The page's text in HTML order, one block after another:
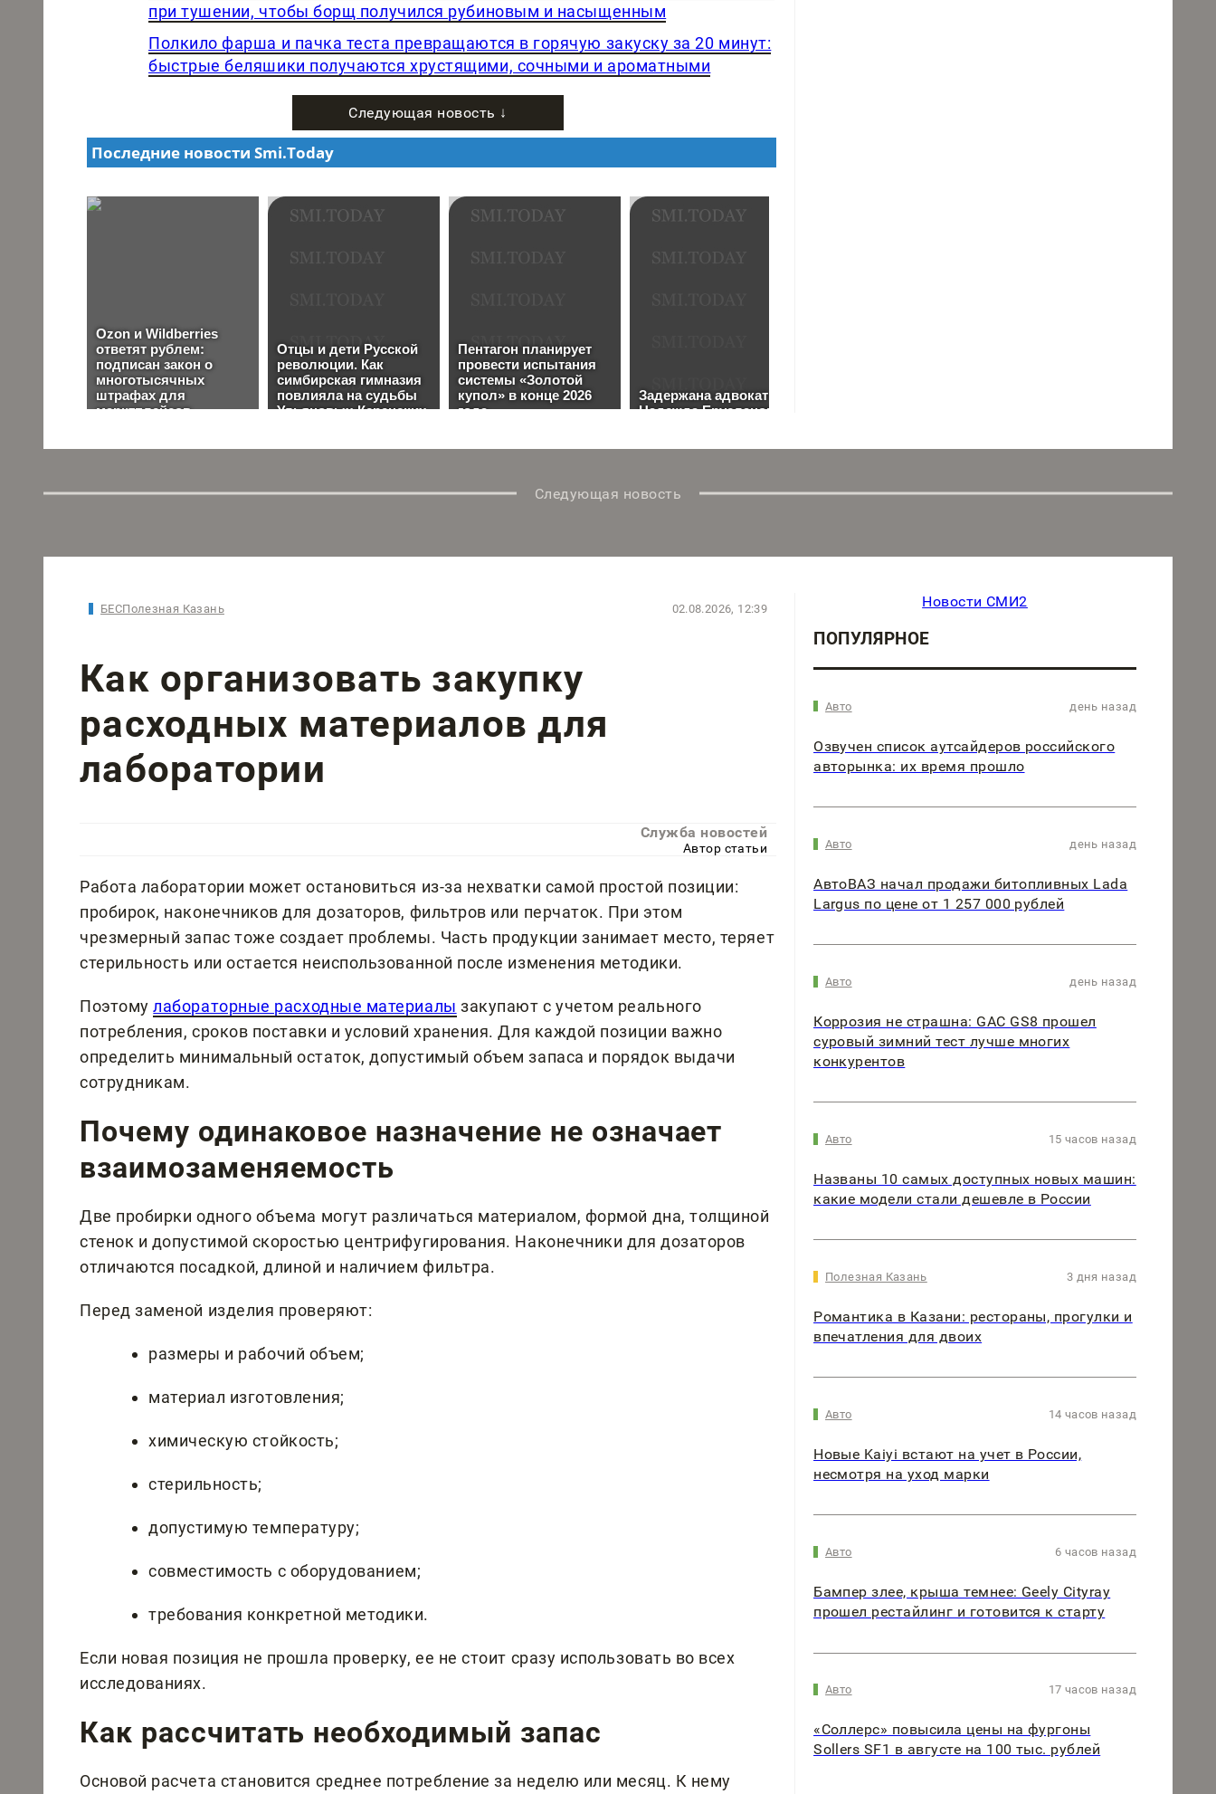
при тушении, чтобы борщ получился рубиновым и насыщенным
Полкило фарша и пачка теста превращаются в горячую закуску за 20 минут:
быстрые беляшики получаются хрустящими, сочными и ароматными
Следующая новость ↓
Следующая новость
БЕСПолезная Казань 02.08.2026, 12:39
Как организовать закупку
расходных материалов для
лаборатории
Служба новостей
Автор статьи
Работа лаборатории может остановиться из-за нехватки самой простой позиции:
пробирок, наконечников для дозаторов, фильтров или перчаток. При этом
чрезмерный запас тоже создает проблемы. Часть продукции занимает место, теряет
стерильность или остается неиспользованной после изменения методики.
Поэтомулабораторные расходные материалы закупают с учетом реального
потребления, сроков поставки и условий хранения. Для каждой позиции важно
определить минимальный остаток, допустимый объем запаса и порядок выдачи
сотрудникам.
Почему одинаковое назначение не означает
взаимозаменяемость
Две пробирки одного объема могут различаться материалом, формой дна, толщиной
стенок и допустимой скоростью центрифугирования. Наконечники для дозаторов
отличаются посадкой, длиной и наличием фильтра.
Перед заменой изделия проверяют:
размеры и рабочий объем;
материал изготовления;
химическую стойкость;
стерильность;
допустимую температуру;
совместимость с оборудованием;
требования конкретной методики.
Если новая позиция не прошла проверку, ее не стоит сразу использовать во всех
исследованиях.
Как рассчитать необходимый запас
Основой расчета становится среднее потребление за неделю или месяц. К нему
Новости СМИ2
ПОПУЛЯРНОЕ
Авто день назад
Озвучен список аутсайдеров российского
авторынка: их время прошло
Авто день назад
АвтоВАЗ начал продажи битопливных Lada
Largus по цене от 1 257 000 рублей
Авто день назад
Коррозия не страшна: GAC GS8 прошел
суровый зимний тест лучше многих
конкурентов
Авто 15 часов назад
Названы 10 самых доступных новых машин:
какие модели стали дешевле в России
Полезная Казань 3 дня назад
Романтика в Казани: рестораны, прогулки и
впечатления для двоих
Авто 14 часов назад
Новые Kaiyi встают на учет в России,
несмотря на уход марки
Авто 6 часов назад
Бампер злее, крыша темнее: Geely Cityray
прошел рестайлинг и готовится к старту
Авто 17 часов назад
«Соллерс» повысила цены на фургоны
Sollers SF1 в августе на 100 тыс. рублей